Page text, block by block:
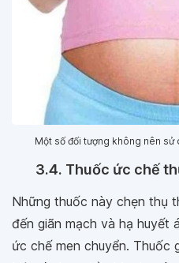
Một số đối tượng không nên
3.4. Thuốc ức chế
Những thuốc này chẹn thụ
đến giãn mạch và hạ huyết
ức chế men chuyển. Thuốc